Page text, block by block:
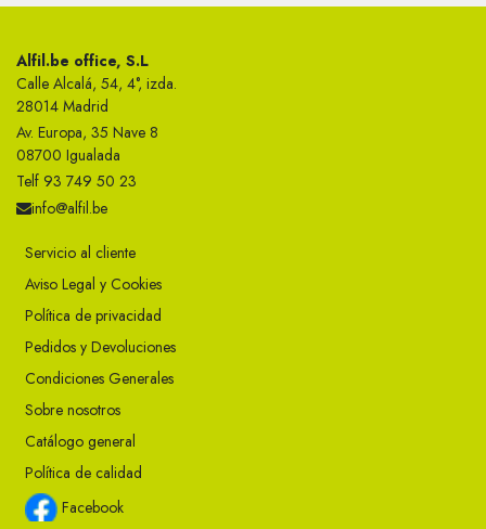
Alfil.be office, S.L
Calle Alcalá, 54, 4°, izda.
28014 Madrid
Av. Europa, 35 Nave 8
08700 Igualada
Telf 93 749 50 23
info@alfil.be
Servicio al cliente
Aviso Legal y Cookies
Política de privacidad
Pedidos y Devoluciones
Condiciones Generales
Sobre nosotros
Catálogo general
Política de calidad
Facebook